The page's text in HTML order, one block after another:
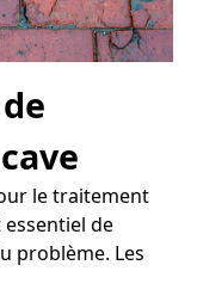
le traitement
de
problème. Les